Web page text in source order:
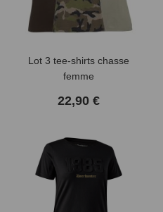
Lot 3 tee-shirts chasse
femme
22,90 €